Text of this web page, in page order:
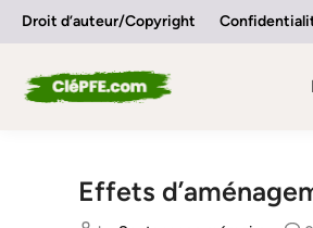
SkipDroit d’auteur/Copyright
Effets